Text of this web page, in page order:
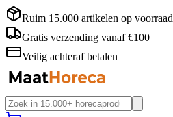
Ruim 15.000 artikelen op voorraad
Gratis verzending vanaf €100
Veilig achteraf betalen